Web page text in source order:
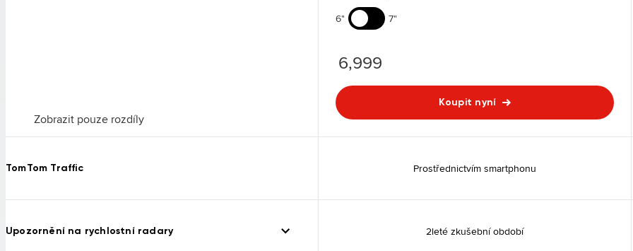
Zobrazit pouze rozdíly
6" 7"
6,999
Koupit nyní
TomTom Traffic Prostřednictvím smartphonu
Upozornění na rychlostní radary 2leté zkušební období